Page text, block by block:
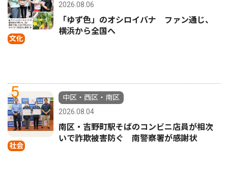
文化
2026.08.06
「ゆず色」のオシロイバナ ファン通じ、
横浜から全国へ
5
社会
中区・西区・南区
2026.08.04
南区・吉野町駅そばのコンビニ店員が相次
いで詐欺被害防ぐ 南警察署が感謝状